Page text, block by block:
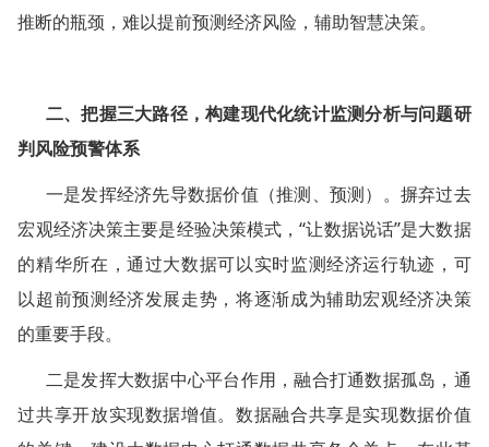
推断的瓶颈，难以提前预测经济风险，辅助智慧决策。
二、把握三大路径，构建现代化统计监测分析与问题研
判风险预警体系
一是发挥经济先导数据价值（推测、预测）。摒弃过去
宏观经济决策主要是经验决策模式，“让数据说话”是大数据
的精华所在，通过大数据可以实时监测经济运行轨迹，可
以超前预测经济发展走势，将逐渐成为辅助宏观经济决策
的重要手段。
二是发挥大数据中心平台作用，融合打通数据孤岛，通
过共享开放实现数据增值。数据融合共享是实现数据价值